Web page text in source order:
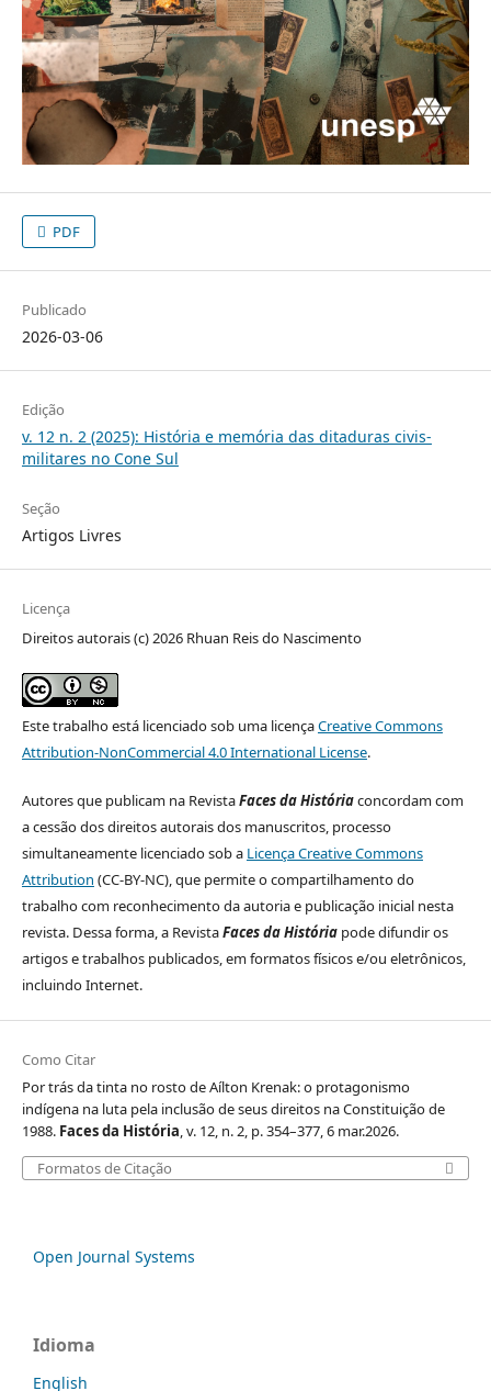
PDF
Publicado
2026-03-06
Edição
v. 12 n. 2 (2025): História e memória das ditaduras civis-
militares no Cone Sul
Seção
Artigos Livres
Licença
Direitos autorais (c) 2026 Rhuan Reis do Nascimento
Este trabalho está licenciado sob uma licençaCreative Commons
Attribution-NonCommercial 4.0 International License.
Autores que publicam na RevistaFaces da Históriaconcordam com
a cessão dos direitos autorais dos manuscritos, processo
simultaneamente licenciado sob a Licença Creative Commons
Attribution (CC-BY-NC), que permite o compartilhamento do
trabalho com reconhecimento da autoria e publicação inicial nesta
revista. Dessa forma, a RevistaFaces da Históriapode difundir os
artigos e trabalhos publicados, em formatos físicos e/ou eletrônicos,
incluindo Internet.
Como Citar
Por trás da tinta no rosto de Aílton Krenak: o protagonismo
indígena na luta pela inclusão de seus direitos na Constituição de
1988. Faces da História, v. 12, n. 2, p. 354–377, 6 mar.2026.
Formatos de Citação
Open Journal Systems
Idioma
English